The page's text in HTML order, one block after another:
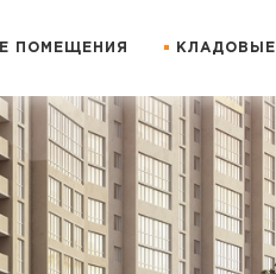
ПОМЕЩЕНИЯ КЛАДОВЫЕ